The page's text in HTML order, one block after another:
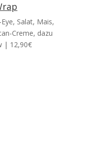
Salat, Mais,
Creme, dazu
| 12,90€